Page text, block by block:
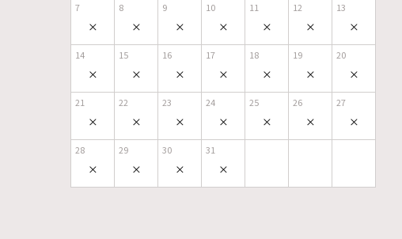
7
×
8
×
9
×
10
×
11
×
12
×
13
×
14
×
15
×
16
×
17
×
18
×
19
×
20
×
21
×
22
×
23
×
24
×
25
×
26
×
27
×
28
×
29
×
30
×
31
×